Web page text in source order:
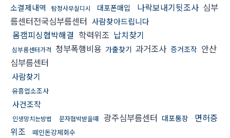
소결제내역
탐정사무실디시 대포폰매입 나락보내기뒷조사 심부
름센터전국심부름센터 사람찾아드립니다
몸캠피싱협박해결 학력위조 납치찾기
심부름센터가격 청부폭행비용 가출찾기 과거조사 증거조작 안산
심부름센터
사람찾기
유흥업소조사
사건조작
인생망치는방법 문자협박받을때 광주심부름센터 대포통장
면허증
위조
떼인돈강제회수